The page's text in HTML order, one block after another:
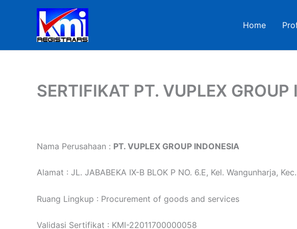
Home
SERTIFIKAT PT. VUPLEX GROUP
Nama Perusahaan : PT. VUPLEX GROUP INDONESIA
Alamat : JL. JABABEKA IX-B BLOK P NO. 6.E, Kel. Wangunharja,
Ruang Lingkup : Procurement of goods and services
Validasi Sertifikat : KMI-22011700000058